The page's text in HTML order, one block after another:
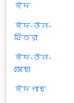
ঈদ
ঈদ-উল-
ফিতর
ঈদ-উল-
জোহা
ঈদগাহ